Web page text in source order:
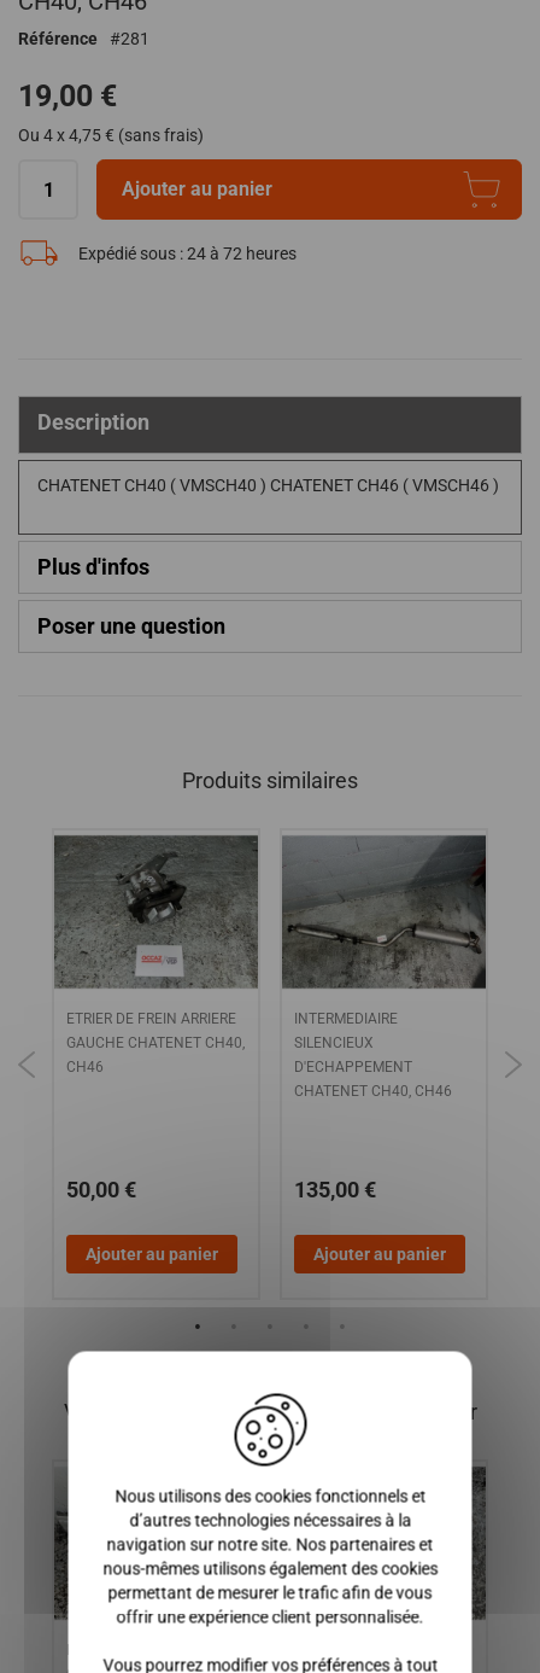
la
d’images
Référence 281
19,00 €
Ou 4 x 4,75 € (sans frais)
Ajouter au panier
Expédié sous :24 à 72 heures
Description
CHATENET CH40 ( VMSCH40 ) CHATENET CH46 ( VMSCH46 )
Plus d'infos
Poser une question
Produits similaires
ETRIER DE FREIN ARRIERE
GAUCHE CHATENET CH40,
CH46
50,00 €
Ajouter au panier
INTERMEDIAIRE
SILENCIEUX
D'ECHAPPEMENT
CHATENET CH40, CH46
135,00 €
Ajouter au panier
Vous pourriez également être intéressé par
Nous utilisons des cookies fonctionnels et
d’autres technologies nécessaires à la
navigation sur notre site. Nos partenaires et
nous-mêmes utilisons également des cookies
permettant de mesurer le trafic afin de vous
offrir une expérience client personnalisée.
Vous pourrez modifier vos préférences à tout